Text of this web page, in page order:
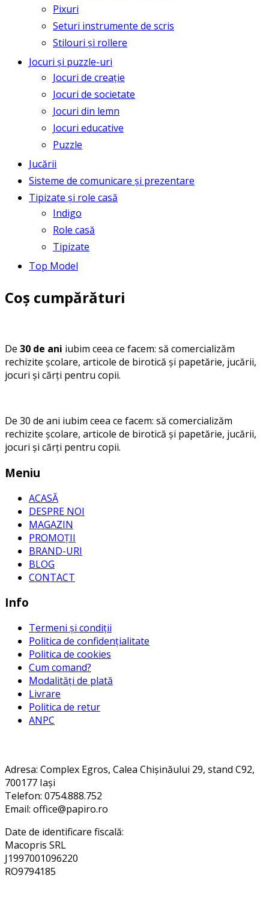
Pixuri
Seturi instrumente de scris
Stilouri și rollere
Jocuri și puzzle-uri
Jocuri de creație
Jocuri de societate
Jocuri din lemn
Jocuri educative
Puzzle
Jucării
Sisteme de comunicare și prezentare
Tipizate și role casă
Indigo
Role casă
Tipizate
Top Model
Coș cumpărături
De 30 de ani iubim ceea ce facem: să comercializăm
rechizite școlare, articole de birotică și papetărie, jucării,
jocuri și cărți pentru copii.
De 30 de ani iubim ceea ce facem: să comercializăm
rechizite școlare, articole de birotică și papetărie, jucării,
jocuri și cărți pentru copii.
Meniu
ACASĂ
DESPRE NOI
MAGAZIN
PROMOȚII
BRAND-URI
BLOG
CONTACT
Info
Termeni și condiții
Politica de confidențialitate
Politica de cookies
Cum comand?
Modalități de plată
Livrare
Politica de retur
ANPC
Adresa: Complex Egros, Calea Chișinăului 29, stand C92,
700177 Iași
Telefon: 0754.888.752
Email: office@papiro.ro
Date de identificare fiscală:
Macopris SRL
J1997001096220
RO9794185